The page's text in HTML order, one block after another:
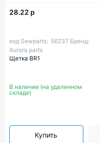
28.22 р
код Sewparts: 56237 Бренд:
Aurora parts
Щетка BR1
В наличии (на удаленном
складе)
Купить